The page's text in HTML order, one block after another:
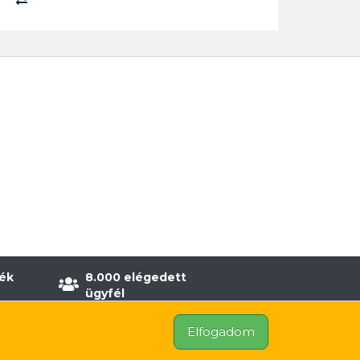
8.000 elégedett
ügyfél
Elfogadom